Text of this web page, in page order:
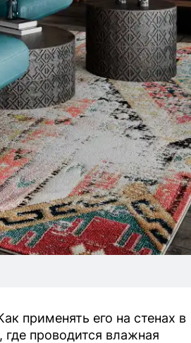
применять его на стенах в
где проводится влажная